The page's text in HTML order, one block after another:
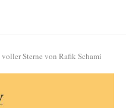
Sterne von Rafik Schami